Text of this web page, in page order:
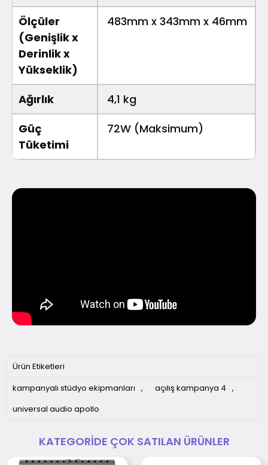
Ölçüler
(Genişlik x
Derinlik x
Yükseklik)
483mm x 343mm x 46mm
Ağırlık
4,1 kg
Güç
Tüketimi
72W (Maksimum)
Ürün Etiketleri
kampanyalı stüdyo ekipmanları , açılış kampanya 4 ,
universal audio apollo
KATEGORIDE ÇOK SATILAN ÜRÜNLER